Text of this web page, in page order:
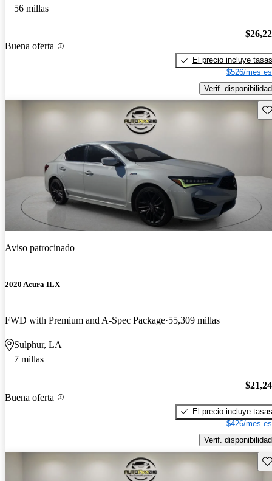
56 millas
Buena oferta
El precio incluye tasas
$526/mes
Verif. disponibilidad
Aviso patrocinado
2020 Acura ILX
FWD with Premium and A-Spec Package 55,309 millas
Sulphur, LA
7 millas
Buena oferta
El precio incluye tasas
$426/mes
Verif. disponibilidad